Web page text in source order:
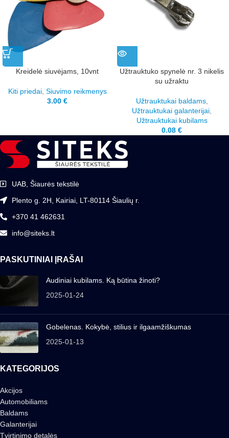
Kreidelė siuvėjams, 10vnt
Kiti priedai, Siuvimo reikmenys
3.00 €
Užtrauktuko spynelė nr. 3 nikelis
su užraktu
Užtrauktukai baldams,
Užtrauktukai galanterijai,
Užtrauktukai kubilams
0.08 €
UAB, Šiaurės tekstilė
Plento g. 2H, Kairiai, LT-80114 Šiaulių r.
+370 41 462631
info@siteks.lt
PASKUTINIAI ĮRAŠAI
Audiniai kubilams. Ką būtina žinoti?
2025-01-24
Gobelenas. Kokybė, stilius ir ilgaamžiškumas
2025-01-13
KATEGORIJOS
Akcijos
Automobiliams
Baldams
Galanterijai
Tvirtinimo detalės